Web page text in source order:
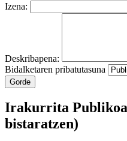
Izena:
Deskribapena:
Bidalketaren pribatutasuna
Gorde
Irakurrita Publikoa
bistaratzen)